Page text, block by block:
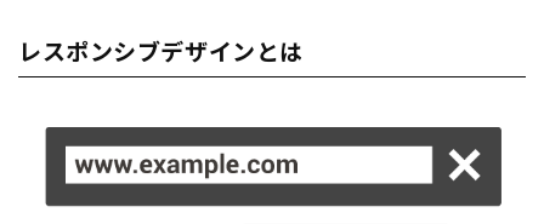
レスポンシブデザインとは